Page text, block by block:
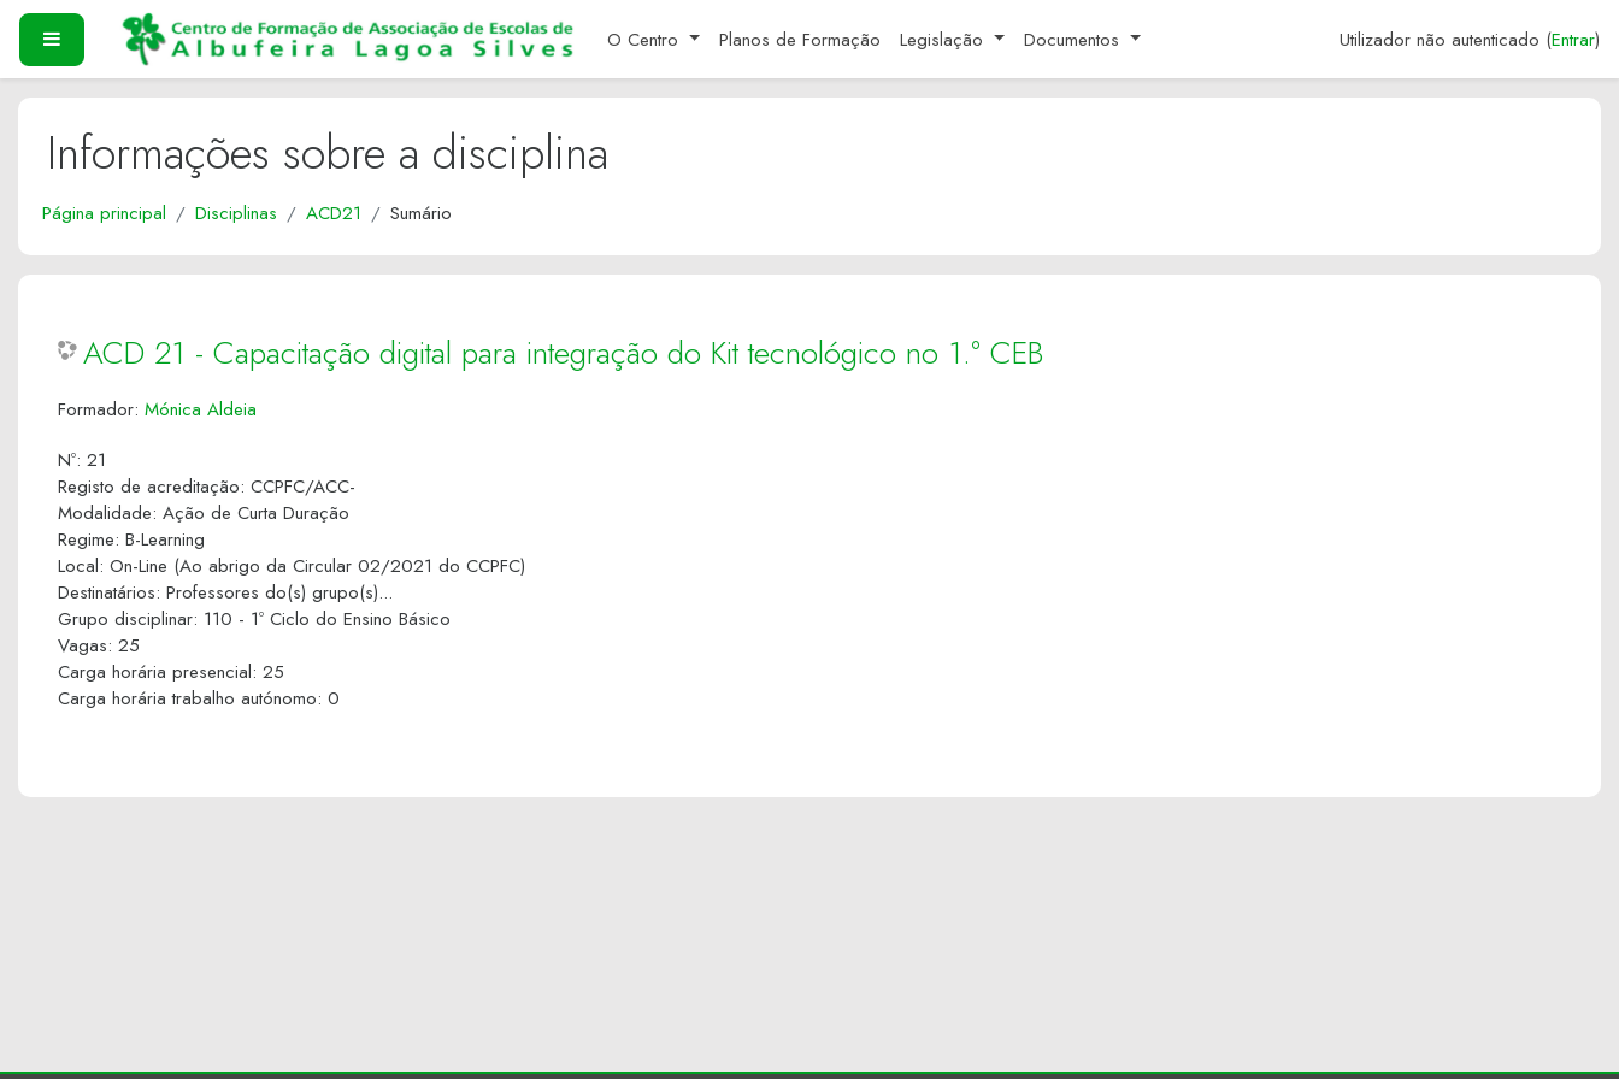
Ir para o conteúdo principal
PAINEL LATERAL
O Centro Planos de Formação Legislação Documentos Utilizador não autenticado (Entrar)
Informações sobre a disciplina
Página principal Disciplinas ACD21 Sumário
ACD 21 - Capacitação digital para integração do Kit tecnológico no 1.º CEB
Formador: Mónica Aldeia
Nº: 21
Registo de acreditação: CCPFC/ACC-
Modalidade: Ação de Curta Duração
Regime: B-Learning
Local: On-Line (Ao abrigo da Circular 02/2021 do CCPFC)
Destinatários: Professores do(s) grupo(s)...
Grupo disciplinar: 110 - 1º Ciclo do Ensino Básico
Vagas: 25
Carga horária presencial: 25
Carga horária trabalho autónomo: 0